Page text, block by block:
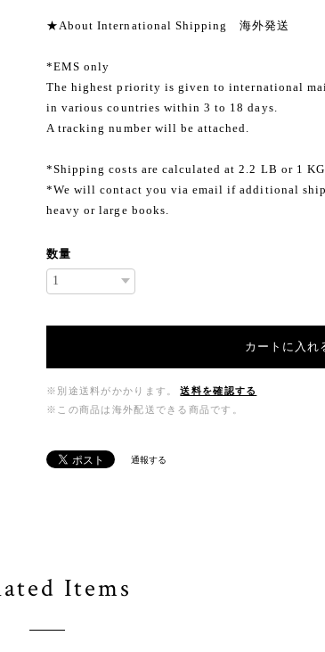
★About International Shipping 海外発送
*EMS only
The highest priority is given to international
in various countries within 3 to 18 days.
A tracking number will be attached.
*Shipping costs are calculated at 2.2 LB or 1 KG.
*We will contact you via email if additional
heavy or large books.
数量
カートに入れ
※別途送料がかかります。
送料を確認する
※この商品は海外配送できる商品です。
通報する
Items